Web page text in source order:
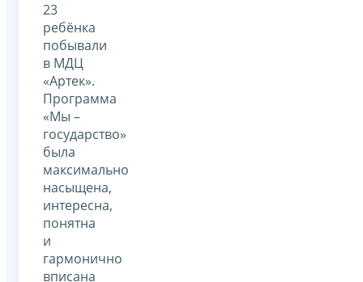
23
ребёнка
побывали
в МДЦ
«Артек».
Программа
«Мы –
государство»
была
максимально
насыщена,
интересна,
понятна
и
гармонично
вписана